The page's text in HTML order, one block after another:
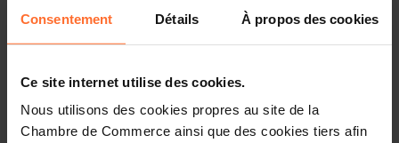
Consentement Détails À propos des cookies
Ce site internet utilise des cookies.
Nous utilisons des cookies propres au site de la
Chambre de Commerce ainsi que des cookies tiers afin
Vous êtes un créateur d’entreprise ? Vous souhaitez nous
rencontrer à notre hub de Mondorf?
Rejoignez-nous pour un atelier d’1h15, qui sera axé sur la
validation de son envie d’entreprendre et sur la